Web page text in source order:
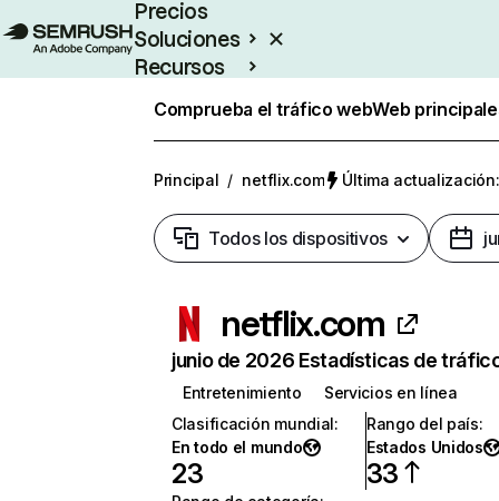
Precios
Soluciones
Recursos
Comprueba el tráfico webWeb
Principal / netflix.com Última
Todos los dispositivos
netflix.com
junio de 2026 Estadísticas de
Entretenimiento
Servicios en línea
Clasificación mundial:
En todo el mundo
23
Rango del país:
Estados Unidos
33